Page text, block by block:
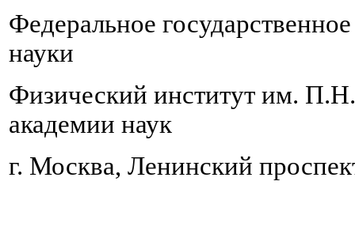
Федеральное
науки
Физический институт им.
академии наук
г. Москва, Ленинский